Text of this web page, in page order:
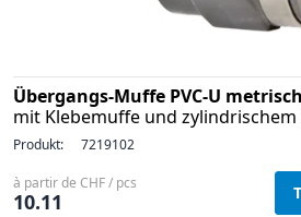
Übergangs-Muffe PVC-U
mit Klebemuffe und zylindrischem
Produkt: 7219102
à partir de CHF / pcs
10.11